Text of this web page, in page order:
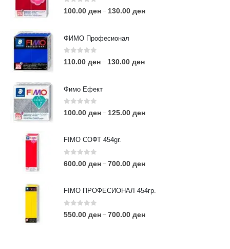
0 out of 5
100.00 ден – 130.00 ден
ФИМО Професионал
0out of 5
110.00 ден – 130.00 ден
Фимо Ефект
0 out of 5
100.00 ден – 125.00 ден
FIMO СОФТ 454gr.
0out of 5
600.00 ден – 700.00 ден
FIMO ПРОФЕСИОНАЛ 454гр.
0out of 5
550.00 ден – 700.00 ден